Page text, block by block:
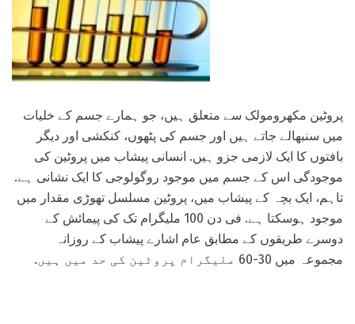
پروٹین مکھرومولک سے متعلق ہیں، جو ہمارے جسم کے خلیات
میں سنبھالے جاتے ہیں اور جسم کی پٹھوں، کنکشی اور دیگر
بافتوں کا ایک لازمی جزو ہیں. انسانی پیشاب میں پروٹین کی
موجودگی اس کے جسم میں موجود روگولوجی کا ایک نشانی ہے.
تاہم، ایک بچہ کے پیشاب میں، پروٹین مسلسل تھوڑی مقدار میں
موجود ہوسکتا ہے. فی دن 100 ملیگرام تک کی پیمائش کے
دوسرے طریقوں کے مطابق عام اشارے پیشاب کے روزانہ
مجموعہ میں 30-60 ملیگرام پروٹین کی حد میں ہیں.